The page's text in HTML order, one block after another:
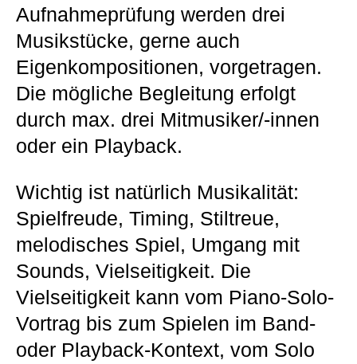
Aufnahmeprüfung werden drei
Musikstücke, gerne auch
Eigenkompositionen, vorgetragen.
Die mögliche Begleitung erfolgt
durch max. drei Mitmusiker/-innen
oder ein Playback.
Wichtig ist natürlich Musikalität:
Spielfreude, Timing, Stiltreue,
melodisches Spiel, Umgang mit
Sounds, Vielseitigkeit. Die
Vielseitigkeit kann vom Piano-Solo-
Vortrag bis zum Spielen im Band-
oder Playback-Kontext, vom Solo